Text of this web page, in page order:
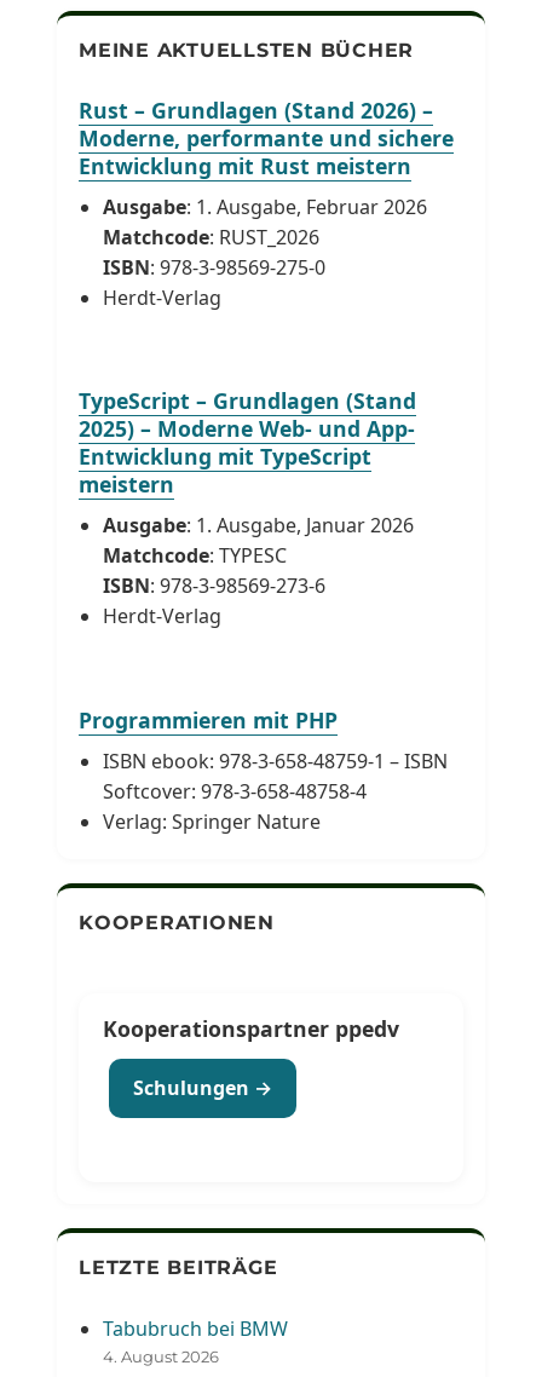
MEINE AKTUELLSTEN BÜCHER
Rust – Grundlagen (Stand 2026) –
Moderne, performante und sichere
Entwicklung mit Rust meistern
Ausgabe: 1. Ausgabe, Februar 2026
Matchcode: RUST_2026
ISBN: 978-3-98569-275-0
Herdt-Verlag
TypeScript – Grundlagen (Stand
2025) – Moderne Web- und App-
Entwicklung mit TypeScript
meistern
Ausgabe: 1. Ausgabe, Januar 2026
Matchcode: TYPESC
ISBN: 978-3-98569-273-6
Herdt-Verlag
Programmieren mit PHP
ISBN ebook: 978-3-658-48759-1 – ISBN
Softcover: 978-3-658-48758-4
Verlag: Springer Nature
KOOPERATIONEN
Kooperationspartner ppedv
Schulungen →
LETZTE BEITRÄGE
Tabubruch bei BMW
4. August 2026